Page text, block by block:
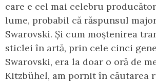
care e cel mai celebru
lume, probabil că răspunsul
Swarovski. Și cum moștenirea
sticlei în artă, prin cele cinci
Swarovski, era la doar o oră de
Kitzbühel, am pornit în căutarea